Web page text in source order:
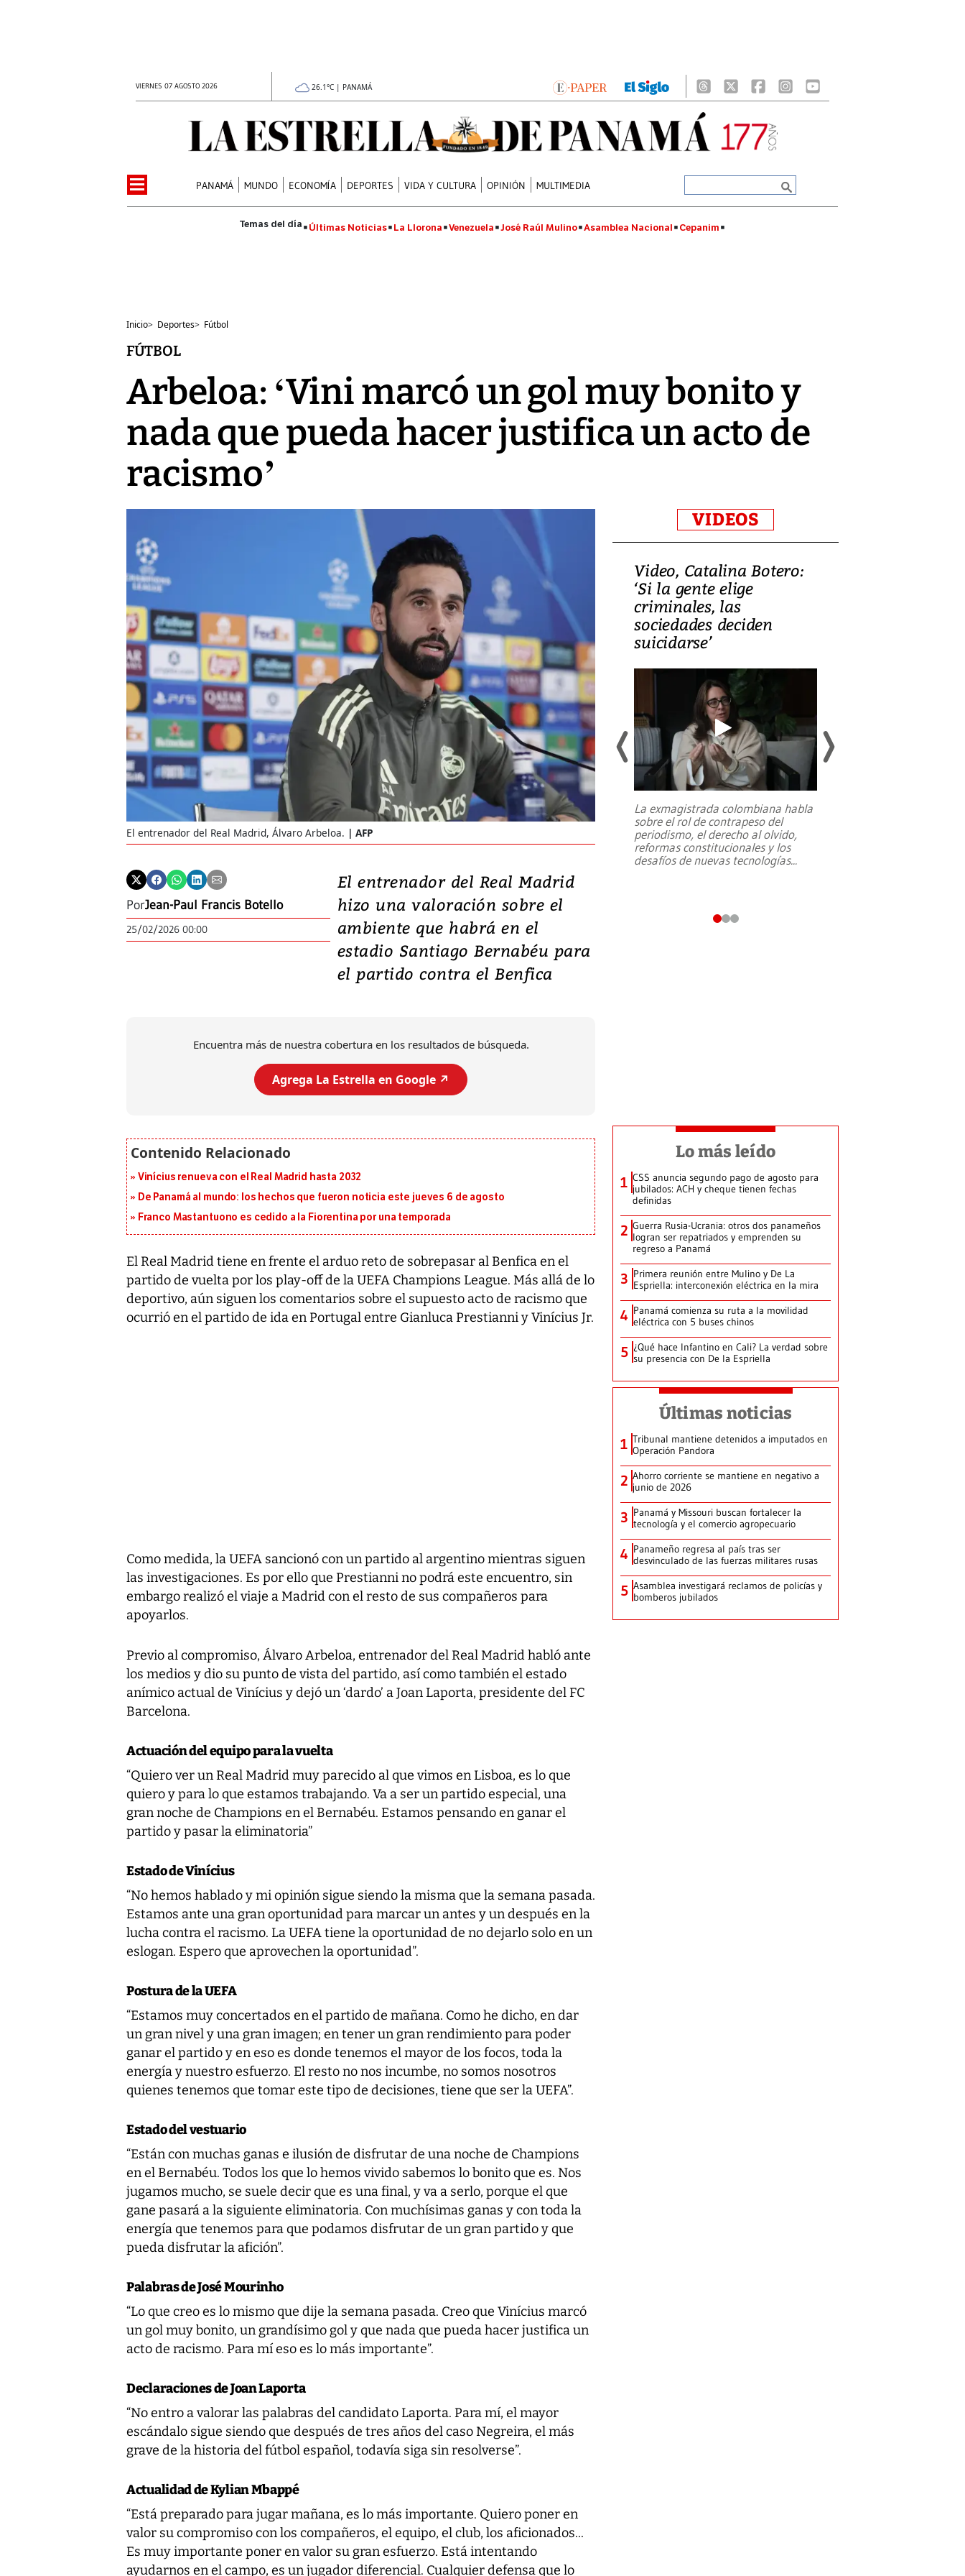
VIERNES 07 AGOSTO 2026 26.1°C | PANAMÁ
PANAMÁ MUNDO ECONOMÍA DEPORTES VIDA Y CULTURA OPINIÓN MULTIMEDIA
Últimas Noticias La Llorona Venezuela José Raúl Mulino Asamblea Nacional Cepanim
Inicio> Deportes> Fútbol
FÚTBOL
Arbeloa: ‘Vini marcó un gol muy bonito y
nada que pueda hacer justifica un acto de
racismo’
El entrenador del Real Madrid, Álvaro Arbeloa. AFP
PorJean-Paul Francis Botello
25/02/2026 00:00
El entrenador del Real Madrid
hizo una valoración sobre el
ambiente que habrá en el
estadio Santiago Bernabéu para
el partido contra el Benfica
Encuentra más de nuestra cobertura en los resultados de búsqueda.
Agrega La Estrella en Google ↗️
Vinícius renueva con el Real Madrid hasta 2032
De Panamá al mundo: los hechos que fueron noticia este jueves 6 de agosto
Franco Mastantuono es cedido a la Fiorentina por una temporada
El Real Madrid tiene en frente el arduo reto de sobrepasar al Benfica en el
partido de vuelta por los play-off de la UEFA Champions League. Más allá de lo
deportivo, aún siguen los comentarios sobre el supuesto acto de racismo que
ocurrió en el partido de ida en Portugal entre Gianluca Prestianni y Vinícius Jr.
Como medida, la UEFA sancionó con un partido al argentino mientras siguen
las investigaciones. Es por ello que Prestianni no podrá este encuentro, sin
embargo realizó el viaje a Madrid con el resto de sus compañeros para
apoyarlos.
Previo al compromiso, Álvaro Arbeloa, entrenador del Real Madrid habló ante
los medios y dio su punto de vista del partido, así como también el estado
anímico actual de Vinícius y dejó un ‘dardo’ a Joan Laporta, presidente del FC
Barcelona.
Actuación del equipo para la vuelta
“Quiero ver un Real Madrid muy parecido al que vimos en Lisboa, es lo que
quiero y para lo que estamos trabajando. Va a ser un partido especial, una
gran noche de Champions en el Bernabéu. Estamos pensando en ganar el
partido y pasar la eliminatoria”
Estado de Vinícius
“No hemos hablado y mi opinión sigue siendo la misma que la semana pasada.
Estamos ante una gran oportunidad para marcar un antes y un después en la
lucha contra el racismo. La UEFA tiene la oportunidad de no dejarlo solo en un
eslogan. Espero que aprovechen la oportunidad”.
Postura de la UEFA
“Estamos muy concertados en el partido de mañana. Como he dicho, en dar
un gran nivel y una gran imagen; en tener un gran rendimiento para poder
ganar el partido y en eso es donde tenemos el mayor de los focos, toda la
energía y nuestro esfuerzo. El resto no nos incumbe, no somos nosotros
quienes tenemos que tomar este tipo de decisiones, tiene que ser la UEFA”.
Estado del vestuario
“Están con muchas ganas e ilusión de disfrutar de una noche de Champions
en el Bernabéu. Todos los que lo hemos vivido sabemos lo bonito que es. Nos
jugamos mucho, se suele decir que es una final, y va a serlo, porque el que
gane pasará a la siguiente eliminatoria. Con muchísimas ganas y con toda la
energía que tenemos para que podamos disfrutar de un gran partido y que
pueda disfrutar la afición”.
Palabras de José Mourinho
“Lo que creo es lo mismo que dije la semana pasada. Creo que Vinícius marcó
un gol muy bonito, un grandísimo gol y que nada que pueda hacer justifica un
acto de racismo. Para mí eso es lo más importante”.
Declaraciones de Joan Laporta
“No entro a valorar las palabras del candidato Laporta. Para mí, el mayor
escándalo sigue siendo que después de tres años del caso Negreira, el más
grave de la historia del fútbol español, todavía siga sin resolverse”.
Actualidad de Kylian Mbappé
“Está preparado para jugar mañana, es lo más importante. Quiero poner en
valor su compromiso con los compañeros, el equipo, el club, los aficionados...
Es muy importante poner en valor su gran esfuerzo. Está intentando
ayudarnos en el campo, es un jugador diferencial. Cualquier defensa que lo
VIDEOS
Video, Japón: Terremoto
deja heridos y graves
daños en Kumamoto
Un fuerte terremoto de magnitud
7,1 se registró este martes 28 de
julio en la prefectura de Kumamoto,
al sur de Japón, provocando una
emergencia de gran...
Video, Catalina Botero:
‘Si la gente elige
criminales, las
sociedades deciden
suicidarse’
La exmagistrada colombiana habla
sobre el rol de contrapeso del
periodismo, el derecho al olvido,
reformas constitucionales y los
desafíos de nuevas tecnologías...
Lo más leído
1 CSS anuncia segundo pago de agosto para
jubilados: ACH y cheque tienen fechas
definidas
2 Guerra Rusia-Ucrania: otros dos panameños
logran ser repatriados y emprenden su
regreso a Panamá
3 Primera reunión entre Mulino y De La
Espriella: interconexión eléctrica en la mira
4 Panamá comienza su ruta a la movilidad
eléctrica con 5 buses chinos
5 ¿Qué hace Infantino en Cali? La verdad sobre
su presencia con De la Espriella
Últimas noticias
1 Tribunal mantiene detenidos a imputados en
Operación Pandora
2 Ahorro corriente se mantiene en negativo a
junio de 2026
3 Panamá y Missouri buscan fortalecer la
tecnología y el comercio agropecuario
4 Panameño regresa al país tras ser
desvinculado de las fuerzas militares rusas
5 Asamblea investigará reclamos de policías y
bomberos jubilados